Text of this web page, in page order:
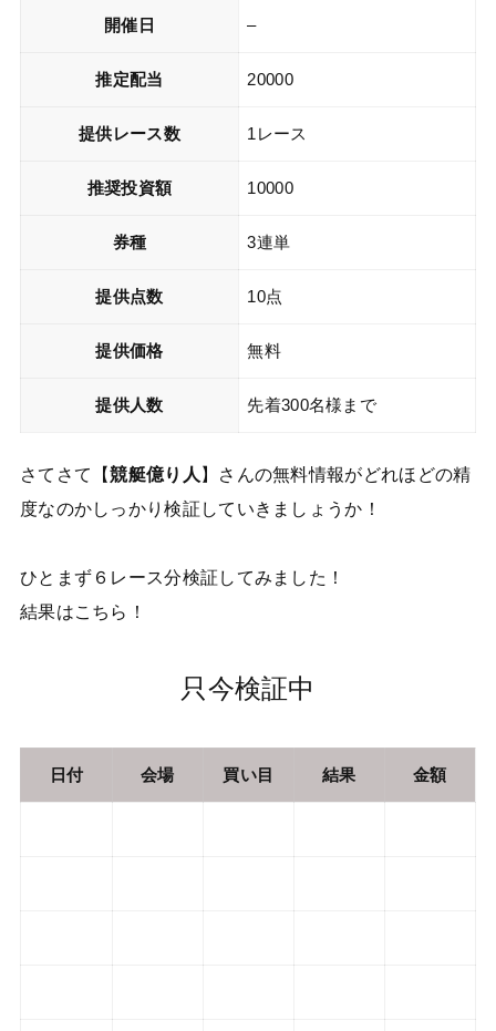
開催日 –
推定配当 20000
提供レース数 1レース
推奨投資額 10000
券種 3連単
提供点数 10点
提供価格 無料
提供人数 先着300名様まで
さてさて【競艇億り人 】さんの無料情報がどれほどの精
度なのかしっかり検証していきましょうか！
ひとまず６レース分検証してみました！
結果はこちら！
只今検証中
日付 会場 買い目 結果 金額